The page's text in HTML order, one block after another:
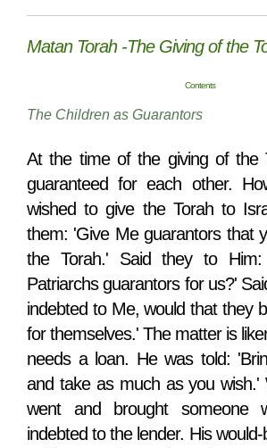
Matan Torah -The Giving of the
Contents
The Children as Guarantors
At the time of the giving of the
guaranteed for each other.
wished to give the Torah to
them: 'Give Me guarantors that
the Torah.' Said they to
Patriarchs guarantors for us?'
indebted to Me, would that they
for themselves.' The matter is
needs a loan. He was told:
and take as much as you wish.'
went and brought someone
indebted to the lender. His